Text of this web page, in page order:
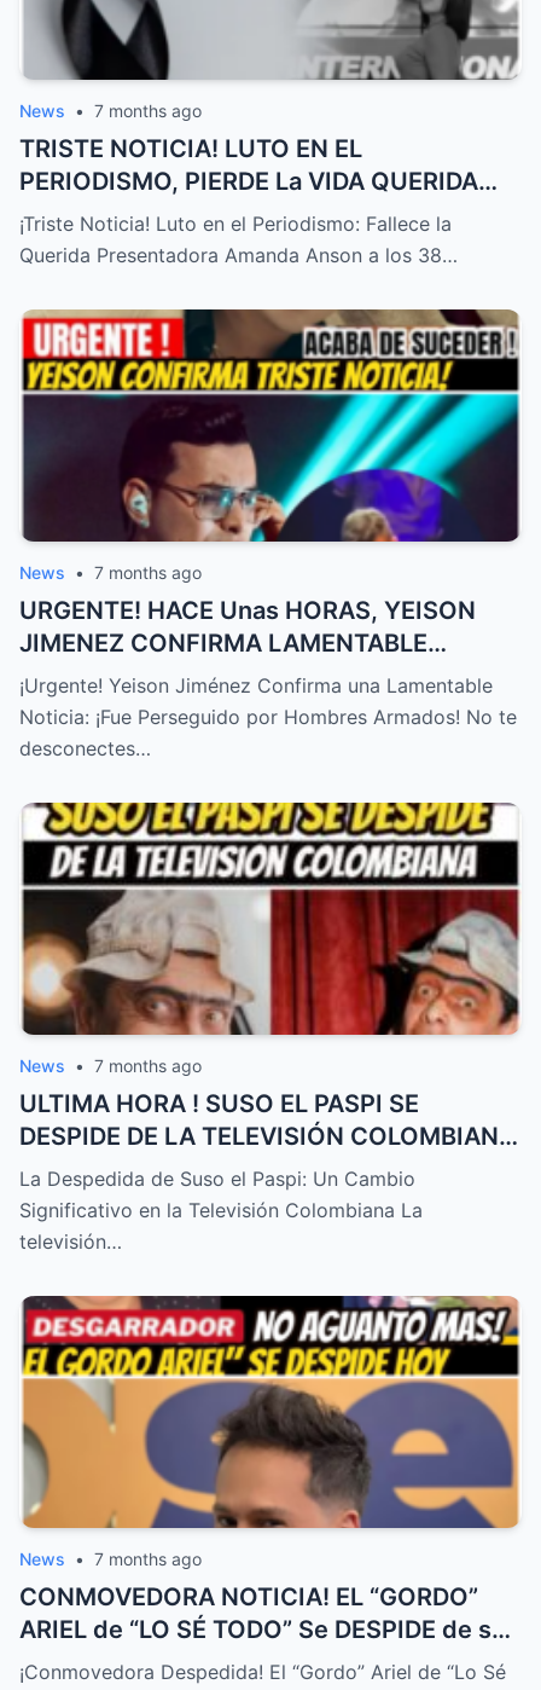
News • 7 months ago
TRISTE NOTICIA! LUTO EN EL
PERIODISMO, PIERDE La VIDA QUERIDA
PRESENTADORA HOY! – HTT
¡Triste Noticia! Luto en el Periodismo: Fallece la
Querida Presentadora Amanda Anson a los 38…
News • 7 months ago
URGENTE! HACE Unas HORAS, YEISON
JIMENEZ CONFIRMA LAMENTABLE
NOTICIA, NO LO ESPERABA,TRISTE
NOTICIA! – HTT
¡Urgente! Yeison Jiménez Confirma una Lamentable
Noticia: ¡Fue Perseguido por Hombres Armados! No te
desconectes…
News • 7 months ago
ULTIMA HORA ! SUSO EL PASPI SE
DESPIDE DE LA TELEVISIÓN COLOMBIANA
! TRISTE NOTICIA HOY – HTT
La Despedida de Suso el Paspi: Un Cambio
Significativo en la Televisión Colombiana La
televisión…
News • 7 months ago
CONMOVEDORA NOTICIA! EL “GORDO”
ARIEL de “LO SÉ TODO” Se DESPIDE de su
FAMILIA HOY! DURA ENFERMEDAD! – HTT
¡Conmovedora Despedida! El “Gordo” Ariel de “Lo Sé